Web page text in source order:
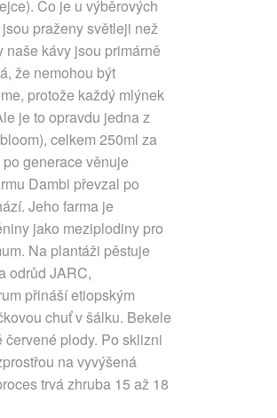
Co je u výběrových
praženy světleji než
kávy jsou primárně
že nemohou být
protože každý mlýnek
je to opravdu jedna z
celkem 250ml za
generace věnuje
Dambi převzal po
Jeho farma je
jako meziplodiny pro
Na plantáži pěstuje
odrůd JARC,
přináší etiopským
chuť v šálku. Bekele
plody. Po sklizni
na vyvýšená
trvá zhruba 15 až 18